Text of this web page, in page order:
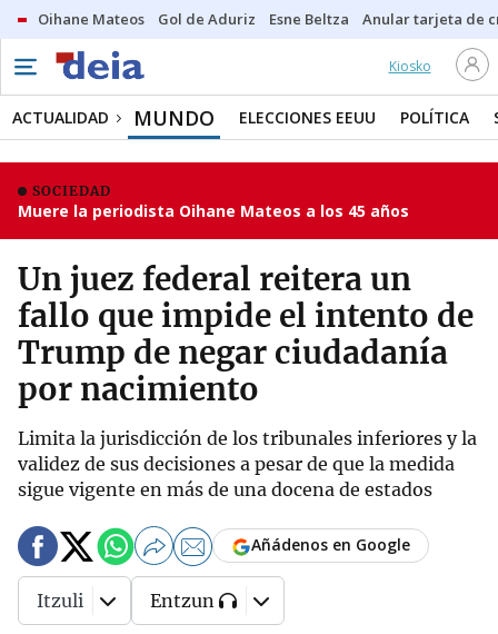
Oihane Mateos Gol de Aduriz Esne Beltza Anular tarjeta de
Kiosko
ACTUALIDAD MUNDO ELECCIONES EEUU POLÍTICA
SOCIEDAD
Muere la periodista Oihane Mateos a los 45 años
Un juez federal reitera un
fallo que impide el intento de
Trump de negar ciudadanía
por nacimiento
Limita la jurisdicción de los tribunales inferiores y la
validez de sus decisiones a pesar de que la medida
sigue vigente en más de una docena de estados
Añádenos en Google
Itzuli Entzun